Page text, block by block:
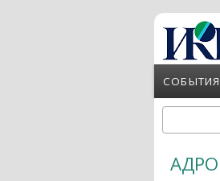
Перейти к основному содержанию
Форма